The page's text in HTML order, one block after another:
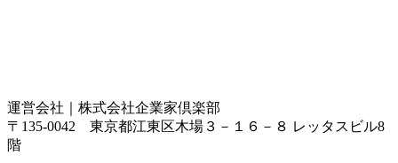
運営会社｜ 株式会社企業家倶楽部
〒135-0042 東京都江東区木場３－１６－８ レッタスビル8
階